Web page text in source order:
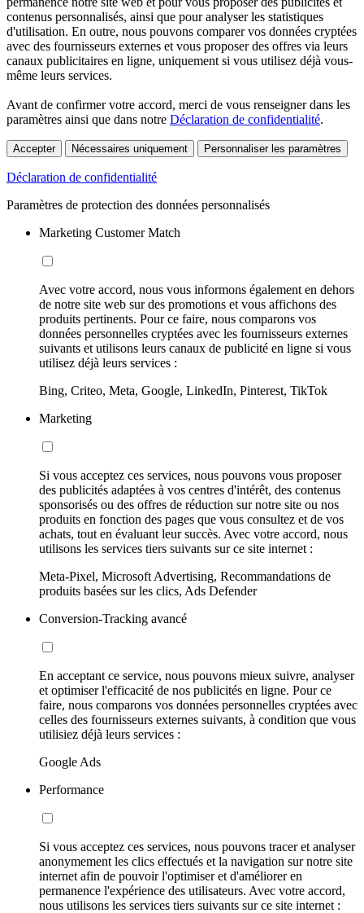
contenus personnalisés, ainsi que pour analyser les statistiques
d'utilisation. En outre, nous pouvons comparer vos données cryptées
avec des fournisseurs externes et vous proposer des offres via leurs
canaux publicitaires en ligne, uniquement si vous utilisez déjà vous-
même leurs services.
Avant de confirmer votre accord, merci de vous renseigner dans les
paramètres ainsi que dans notre Déclaration de confidentialité.
Accepter Nécessaires uniquement Personnaliser les paramètres
Déclaration de confidentialité
Paramètres de protection des données personnalisés
Marketing Customer Match
Avec votre accord, nous vous informons également en dehors
de notre site web sur des promotions et vous affichons des
produits pertinents. Pour ce faire, nous comparons vos
données personnelles cryptées avec les fournisseurs externes
suivants et utilisons leurs canaux de publicité en ligne si vous
utilisez déjà leurs services :
Bing, Criteo, Meta, Google, LinkedIn, Pinterest, TikTok
Marketing
Si vous acceptez ces services, nous pouvons vous proposer
des publicités adaptées à vos centres d'intérêt, des contenus
sponsorisés ou des offres de réduction sur notre site ou nos
produits en fonction des pages que vous consultez et de vos
achats, tout en évaluant leur succès. Avec votre accord, nous
utilisons les services tiers suivants sur ce site internet :
Meta-Pixel, Microsoft Advertising, Recommandations de
produits basées sur les clics, Ads Defender
Conversion-Tracking avancé
En acceptant ce service, nous pouvons mieux suivre, analyser
et optimiser l'efficacité de nos publicités en ligne. Pour ce
faire, nous comparons vos données personnelles cryptées avec
celles des fournisseurs externes suivants, à condition que vous
utilisiez déjà leurs services :
Google Ads
Performance
Si vous acceptez ces services, nous pouvons tracer et analyser
anonymement les clics effectués et la navigation sur notre site
internet afin de pouvoir l'optimiser et d'améliorer en
permanence l'expérience des utilisateurs. Avec votre accord,
nous utilisons les services tiers suivants sur ce site internet :